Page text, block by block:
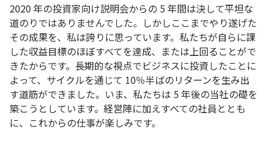
2020 年の投資家向け説明会からの 5 年間は決して平坦な
道のりではありませんでした。しかしここまでやり遂げた
その成果を、私は誇りに思っています。私たちが自らに課
した収益目標のほぼすべてを達成、または上回ることがで
きたからです。長期的な視点でビジネスに投資したことに
よって、サイクルを通じて 10％半ばのリターンを生み出
す道筋ができました。いま、私たちは 5 年後の当社の礎を
築こうとしています。経営陣に加えすべての社員ととも
に、これからの仕事が楽しみです。